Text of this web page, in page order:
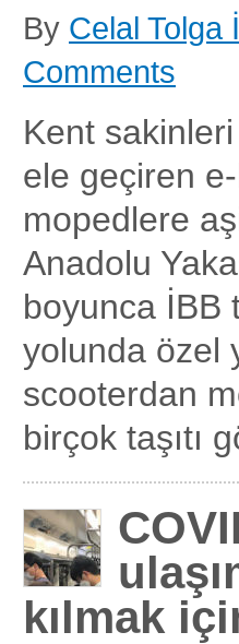
By Celal Tolga
Comments
Kent
ele geçiren
mopedlere
Anadolu
boyunca İBB
yolunda özel
scooterdan
birçok taşıtı
kılmak